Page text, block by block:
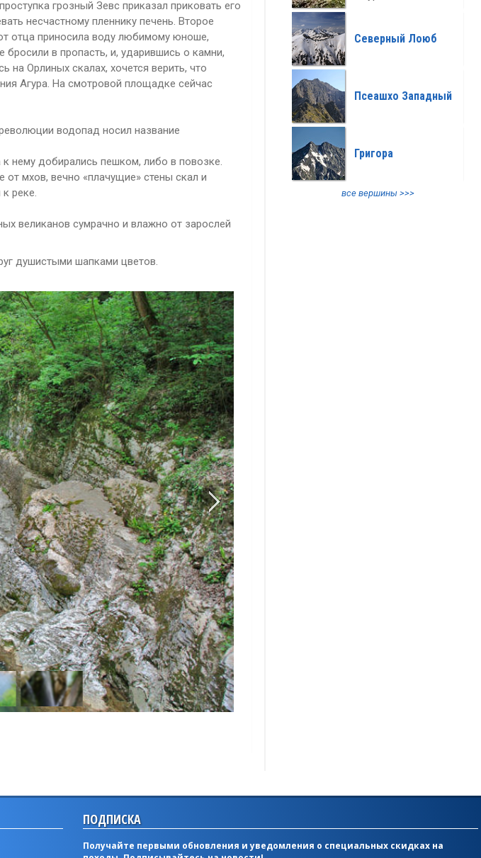
грозный Зевс приказал приковать его
несчастному пленнику печень. Второе
отца приносила воду любимому юноше,
бросили в пропасть, и, ударившись о камни,
на Орлиных скалах, хочется верить, что
Агура. На смотровой площадке сейчас
водопад носил название
нему добирались пешком, либо в повозке.
мхов, вечно «плачущие» стены скал и
реке.
великанов сумрачно и влажно от зарослей
душистыми шапками цветов.
Северный Лоюб
Псеашхо Западный
Григора
все вершины >>>
ПОДПИСКА
Получайте первыми обновления и уведомления о специальных скидках на